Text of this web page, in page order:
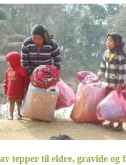
av tepper til eldre, gravide og